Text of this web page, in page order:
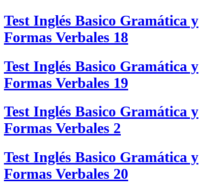
Test Inglés Basico Gramática y
Formas Verbales 18
Test Inglés Basico Gramática y
Formas Verbales 19
Test Inglés Basico Gramática y
Formas Verbales 2
Test Inglés Basico Gramática y
Formas Verbales 20